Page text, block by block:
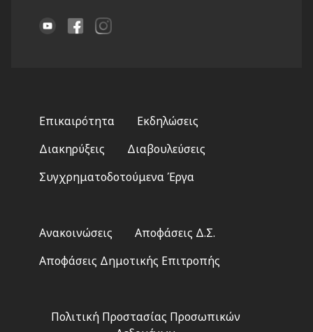
menu
Επικαιρότητα
Εκδηλώσεις
Διακηρύξεις
Διαβουλεύσεις
Συγχρηματοδοτούμενα Έργα
2
Ανακοινώσεις
Αποφάσεις Δ.Σ.
Αποφάσεις Δημοτικής Επιτροπής
Πολιτική Προστασίας Προσωπικών